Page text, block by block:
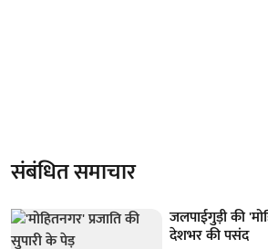
संबंधित समाचार
जलपाईगुड़ी की
देशभर की पसंद